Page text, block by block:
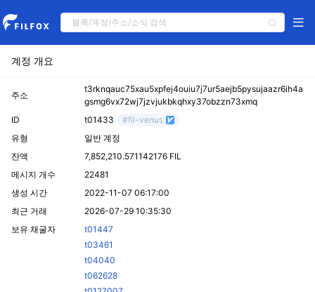
계정 개요
주소
t3rknqauc75xau5xpfej4ouiu7j7ur5aejb5pysujaazr6ih4a
gsmg6vx72wj7jzvjukbkqhxy37obzzn73xmq
ID
t01433
#fil-venus
유형
일반 계정
잔액
7,852,210.571142176 FIL
메시지 개수
22481
생성 시간
2022-11-07 06:17:00
최근 거래
2026-07-29 10:35:30
보유 채굴자
t01447
t03461
t04040
t062628